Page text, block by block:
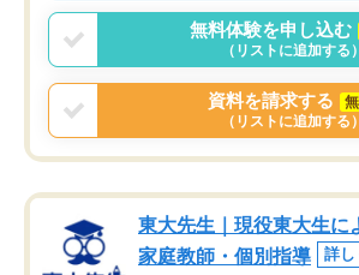
無料体験を申し込む
（リストに追加する）
資料を請求する
（リストに追加する）
東大先生｜現役東大生に
家庭教師・個別指導
詳し